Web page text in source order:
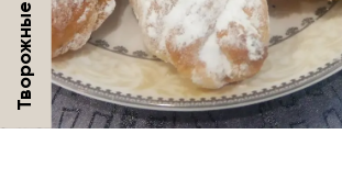
так и не сохранился. На
протяжении многого времени
в рецепт вносились
изменения и в более
современных рецептах